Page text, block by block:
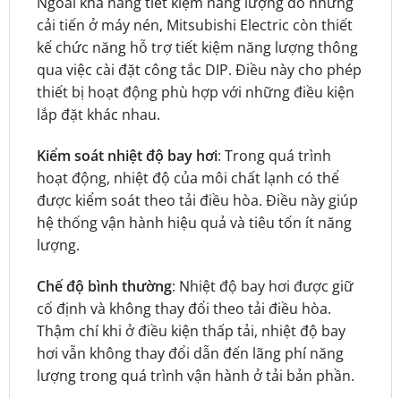
cải tiến ở máy nén, Mitsubishi Electric còn thiết
kế chức năng hỗ trợ tiết kiệm năng lượng thông
qua việc cài đặt công tắc DIP. Điều này cho phép
thiết bị hoạt động phù hợp với những điều kiện
lắp đặt khác nhau.
Kiểm soát nhiệt độ bay hơi: Trong quá trình
hoạt động, nhiệt độ của môi chất lạnh có thể
được kiểm soát theo tải điều hòa. Điều này giúp
hệ thống vận hành hiệu quả và tiêu tốn ít năng
lượng.
Chế độ bình thường: Nhiệt độ bay hơi được giữ
cố định và không thay đổi theo tải điều hòa.
Thậm chí khi ở điều kiện thấp tải, nhiệt độ bay
hơi vẫn không thay đổi dẫn đến lãng phí năng
lượng trong quá trình vận hành ở tải bản phần.